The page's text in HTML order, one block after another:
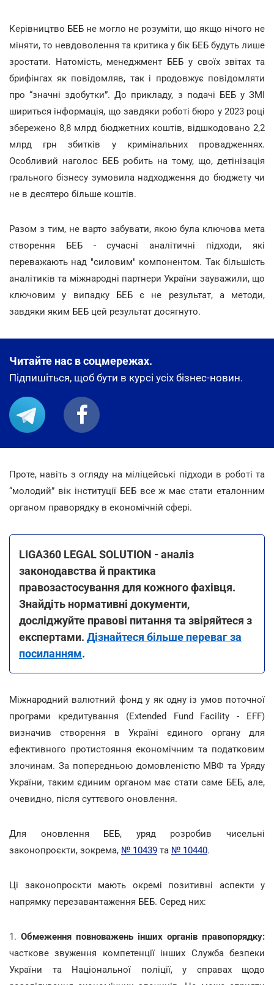
Керівництво БЕБ не могло не розуміти, що якщо нічого не
міняти, то невдоволення та критика у бік БЕБ будуть лише
зростати. Натомість, менеджмент БЕБ у своїх звітах та
брифінгах як повідомляв, так і продовжує повідомляти
про “значні здобутки”. До прикладу, з подачі БЕБ у ЗМІ
шириться інформація, що завдяки роботі бюро у 2023 році
збережено 8,8 млрд бюджетних коштів, відшкодовано 2,2
млрд грн збитків у кримінальних провадженнях.
Особливий наголос БЕБ робить на тому, що, детінізація
грального бізнесу зумовила надходження до бюджету чи
не в десятеро більше коштів.
Разом з тим, не варто забувати, якою була ключова мета
створення БЕБ - сучасні аналітичні підходи, які
переважають над "силовим" компонентом. Так більшість
аналітиків та міжнародні партнери України зауважили, що
ключовим у випадку БЕБ є не результат, а методи,
завдяки яким БЕБ цей результат досягнуто.
Читайте нас в соцмережах.
Підпишіться, щоб бути в курсі усіх бізнес-новин.
Проте, навіть з огляду на міліцейські підходи в роботі та
“молодий” вік інституції БЕБ все ж має стати еталонним
органом праворядку в економічній сфері.
LIGA360 LEGAL SOLUTION - аналіз
законодавства й практика
правозастосування для кожного фахівця.
Знайдіть нормативні документи,
досліджуйте правові питання та звіряйтеся з
експертами. Дізнайтеся більше переваг за
посиланням.
Міжнародний валютний фонд у як одну із умов поточної
програми кредитування (Extended Fund Facility - EFF)
визначив створення в Україні єдиного органу для
ефективного протистояння економічним та податковим
злочинам. За попередньою домовленістю МВФ та Уряду
України, таким єдиним органом має стати саме БЕБ, але,
очевидно, після суттєвого оновлення.
Для оновлення БЕБ, уряд розробив чисельні
законопроєкти, зокрема, № 10439 та № 10440.
Ці законопроєкти мають окремі позитивні аспекти у
напрямку перезавантаження БЕБ. Серед них:
1. Обмеження повноважень інших органів правопорядку:
часткове звуження компетенції інших Служба безпеки
України та Національної поліції, у справах щодо